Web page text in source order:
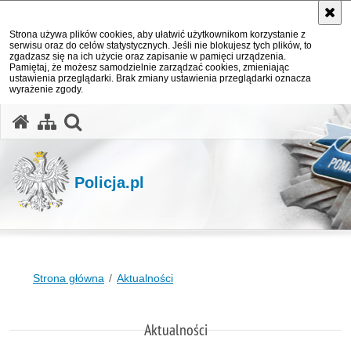
Strona używa plików cookies, aby ułatwić użytkownikom korzystanie z
serwisu oraz do celów statystycznych. Jeśli nie blokujesz tych plików, to
zgadzasz się na ich użycie oraz zapisanie w pamięci urządzenia.
Pamiętaj, że możesz samodzielnie zarządzać cookies, zmieniając
ustawienia przeglądarki. Brak zmiany ustawienia przeglądarki oznacza
wyrażenie zgody.
Policja.pl
Strona główna Aktualności
Aktualności